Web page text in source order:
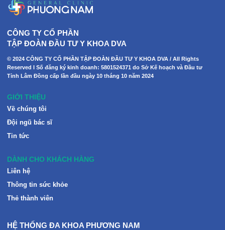
CÔNG TY CỔ PHẦN
TẬP ĐOÀN ĐẦU TƯ Y KHOA DVA
© 2024 CÔNG TY CỔ PHẦN TẬP ĐOÀN ĐẦU TƯ Y KHOA DVA / All Rights
Reserved I Số đăng ký kinh doanh: 5801524371 do Sở Kế hoạch và Đầu tư
Tỉnh Lâm Đồng cấp lần đầu ngày 10 tháng 10 năm 2024
GIỚI THIỆU
Về chúng tôi
Đội ngũ bác sĩ
Tin tức
DÀNH CHO KHÁCH HÀNG
Liên hệ
Thông tin sức khỏe
Thẻ thành viên
HỆ THỐNG ĐA KHOA PHƯƠNG NAM